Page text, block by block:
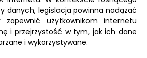
danych, legislacja powinna nadążać
użytkownikom internetu
i przejrzystość w tym, jak ich dane
i wykorzystywane.